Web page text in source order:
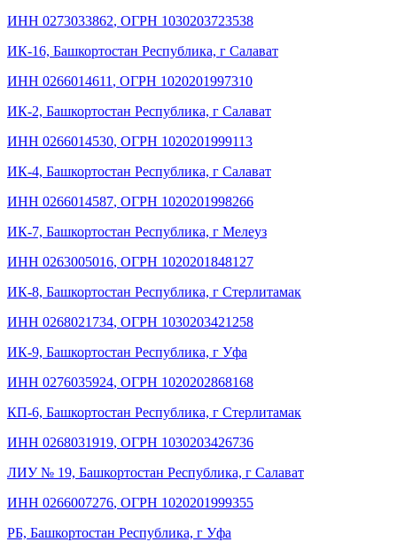
ИНН 0273033862, ОГРН 1030203723538
ИК-16, Башкортостан Республика, г Салават
ИНН 0266014611, ОГРН 1020201997310
ИК-2, Башкортостан Республика, г Салават
ИНН 0266014530, ОГРН 1020201999113
ИК-4, Башкортостан Республика, г Салават
ИНН 0266014587, ОГРН 1020201998266
ИК-7, Башкортостан Республика, г Мелеуз
ИНН 0263005016, ОГРН 1020201848127
ИК-8, Башкортостан Республика, г Стерлитамак
ИНН 0268021734, ОГРН 1030203421258
ИК-9, Башкортостан Республика, г Уфа
ИНН 0276035924, ОГРН 1020202868168
КП-6, Башкортостан Республика, г Стерлитамак
ИНН 0268031919, ОГРН 1030203426736
ЛИУ № 19, Башкортостан Республика, г Салават
ИНН 0266007276, ОГРН 1020201999355
РБ, Башкортостан Республика, г Уфа